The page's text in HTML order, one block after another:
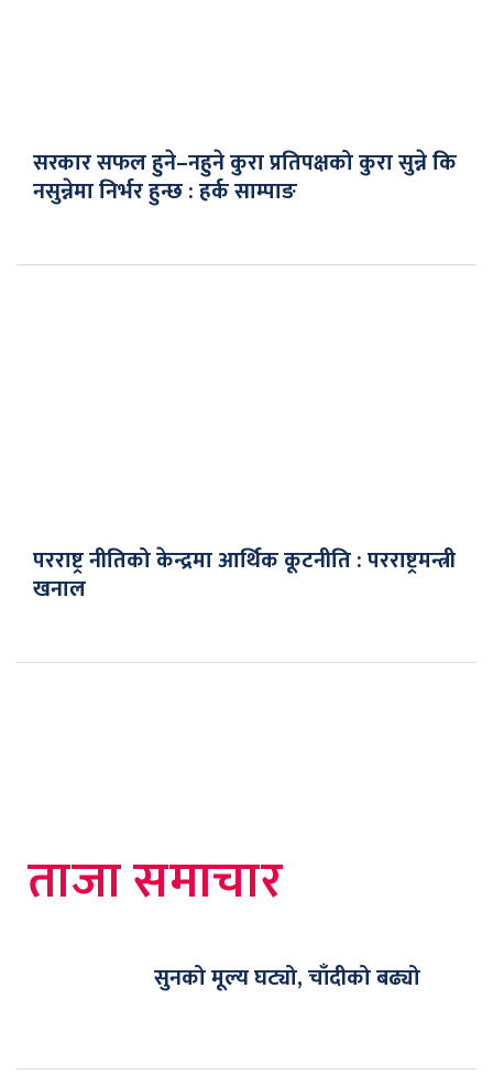
सरकार सफल हुने–नहुने कुरा प्रतिपक्षको कुरा सुन्ने कि
नसुन्नेमा निर्भर हुन्छ : हर्क साम्पाङ
परराष्ट्र नीतिको केन्द्रमा आर्थिक कूटनीति : परराष्ट्रमन्त्री
खनाल
ताजा समाचार
सुनको मूल्य घट्यो, चाँदीको बढ्यो